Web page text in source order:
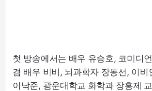
첫 방송에서는 배우 유승호, 코미디
겸 배우 비비, 뇌과학자 장동선, 이비
이낙준, 광운대학교 화학과 장홍제